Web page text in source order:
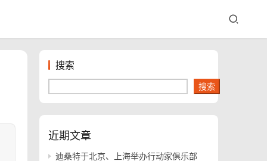
搜索
搜索
近期文章
迪桑特于北京、上海举办行动家俱乐部